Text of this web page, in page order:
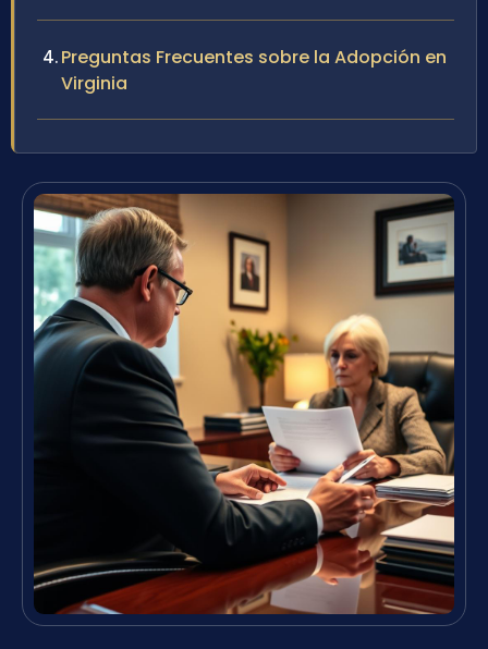
Preguntas Frecuentes sobre la Adopción en
Virginia